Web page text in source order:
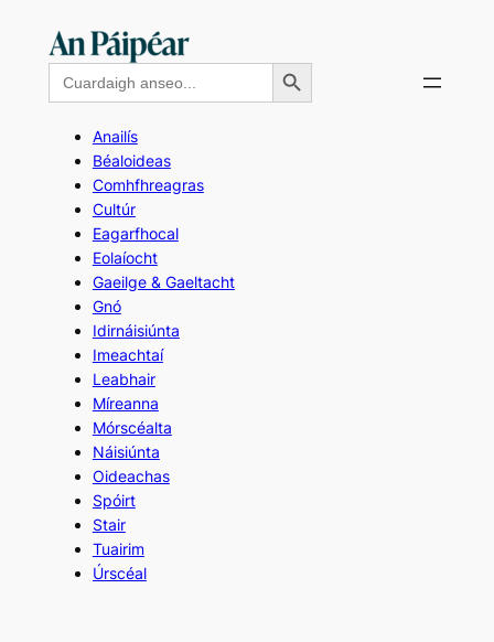
contentSearch
for:
Search Button
Anailís
Béaloideas
Comhfhreagras
Cultúr
Eagarfhocal
Eolaíocht
Gaeilge & Gaeltacht
Gnó
Idirnáisiúnta
Imeachtaí
Leabhair
Míreanna
Mórscéalta
Náisiúnta
Oideachas
Spóirt
Stair
Tuairim
Úrscéal